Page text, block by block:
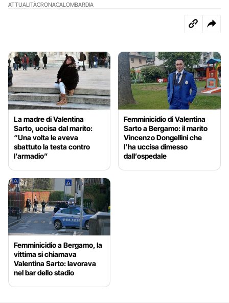
ATTUALITÀCRONACALOMBARDIA
La madre di Valentina
Sarto, uccisa dal marito:
“Una volta le aveva
sbattuto la testa contro
l’armadio”
Femminicidio di Valentina
Sarto a Bergamo: il marito
Vincenzo Dongellini che
l’ha uccisa dimesso
dall’ospedale
Femminicidio a Bergamo, la
vittima si chiamava
Valentina Sarto: lavorava
nel bar dello stadio